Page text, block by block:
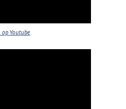
Youtube.